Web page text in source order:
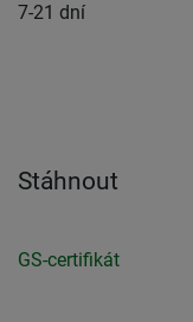
7-21 dní
Stáhnout
GS-certifikát